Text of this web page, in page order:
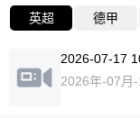
英超 德甲
2026-07-17
2026年-07月-